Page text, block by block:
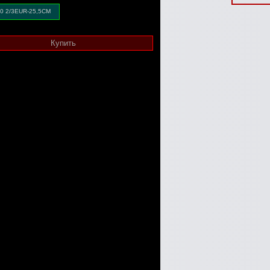
2/3EUR-25,5CM
Купить